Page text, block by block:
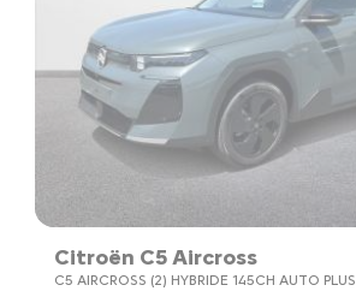
Citroën C5 Aircross
C5 AIRCROSS (2) HYBRIDE 145CH AUTO PLUS